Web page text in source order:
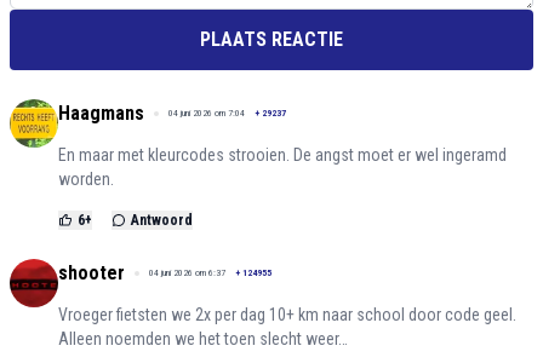
PLAATS REACTIE
Haagmans 04 juni 2026 om 7:04 + 29237
En maar met kleurcodes strooien. De angst moet er wel ingeramd
worden.
6+ Antwoord
shooter 04 juni 2026 om 6:37 + 124955
Vroeger fietsten we 2x per dag 10+ km naar school door code geel.
Alleen noemden we het toen slecht weer…